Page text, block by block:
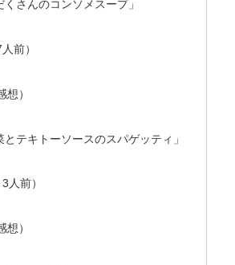
くさんのコンソメスープ」
前）
想）
とテキトーソースのスパゲッティ」
人前）
想）